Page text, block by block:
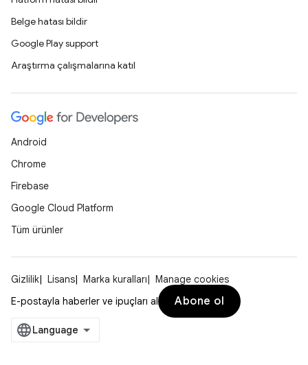
Belge hatası bildir
Google Play support
Araştırma çalışmalarına katıl
Android
Chrome
Firebase
Google Cloud Platform
Tüm ürünler
Gizlilik Lisans Marka kuralları
Manage cookies
E-postayla haberler ve ipuçları al
Abone ol